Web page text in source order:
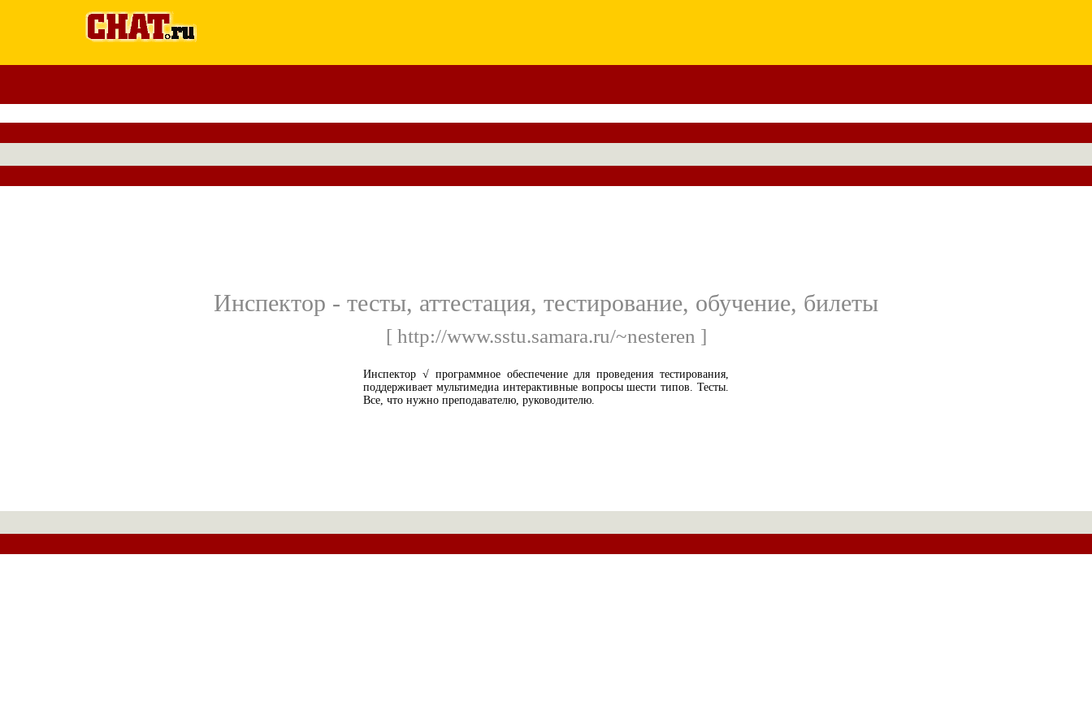
Инспектор - тесты, аттестация, тестирование, обучение, билеты
[ http://www.sstu.samara.ru/~nesteren ]
Инспектор √ программное обеспечение для проведения тестирования,
поддерживает мультимедиа интерактивные вопросы шести типов. Тесты.
Все, что нужно преподавателю, руководителю.